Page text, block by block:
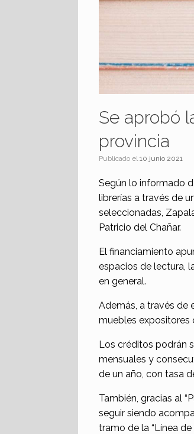
Se aprobó
provincia
Publicado el10 junio 2021
Según lo informado
librerías a través de
seleccionadas,
Patricio del Chañar.
El financiamiento
espacios de lectura,
en general.
Además, a través de
muebles expositores
Los créditos podrán
mensuales y
de un año, con tasa
También, gracias al
seguir siendo
tramo de la “Línea